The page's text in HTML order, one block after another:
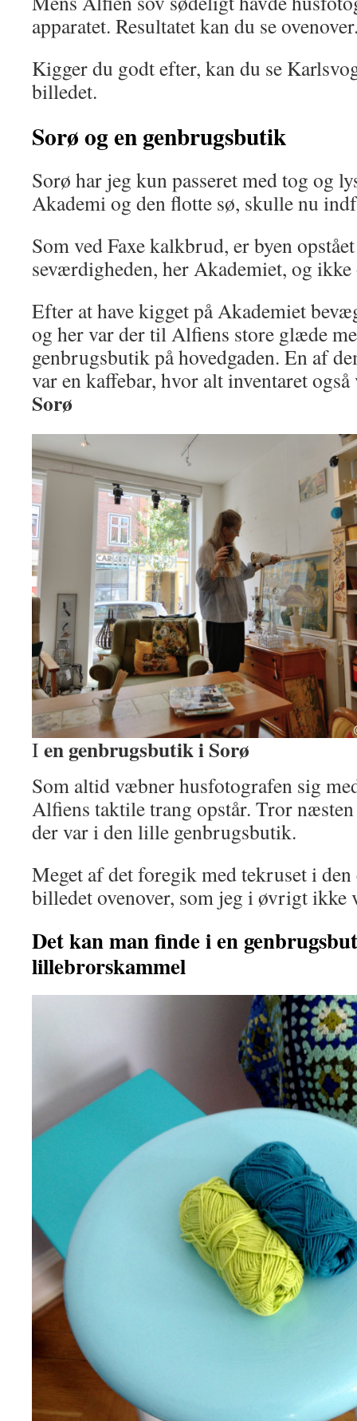
apparatet. Resultatet kan du se
Kigger du godt efter, kan du se
billedet.
Sorø og en genbrugsbutik
Sorø har jeg kun passeret med tog og
Akademi og den flotte sø, skulle nu
Som ved Faxe kalkbrud, er byen
seværdigheden, her Akademiet, og
Efter at have kigget på Akademiet
og her var der til Alfiens store glæde
genbrugsbutik på hovedgaden. En af
var en kaffebar, hvor alt inventaret
Sorø
I en genbrugsbutik i Sorø
Som altid væbner husfotografen sig
Alfiens taktile trang opstår. Tror
der var i den lille genbrugsbutik.
Meget af det foregik med tekruset i den
billedet ovenover, som jeg i øvrigt ikke
Det kan man finde i en
lillebrorskammel